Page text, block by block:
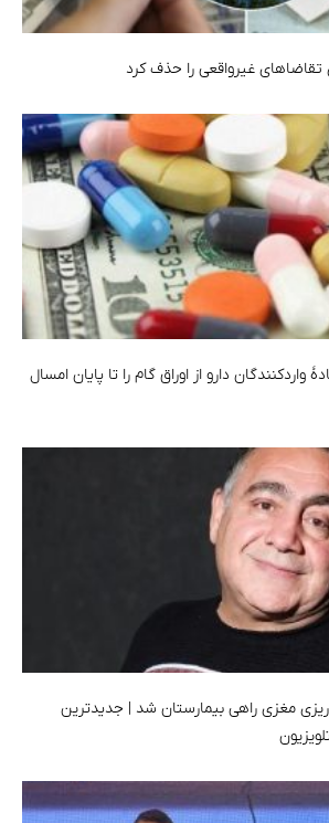
غیرواقعی را حذف کرد
واردکنندگان دارو از اوراق گام را تا پایان امسال
مغزی راهی بیمارستان شد | جدیدترین